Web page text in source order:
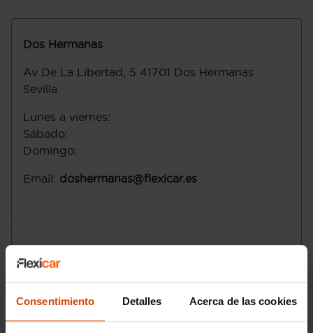
Consentimiento Detalles Acerca de las cookies
Dos Hermanas
Av De La Libertad, 5 41701 Dos Hermanas
Sevilla
Lunes a viernes:
Sábado:
Domingo:
Email: doshermanas@flexicar.es